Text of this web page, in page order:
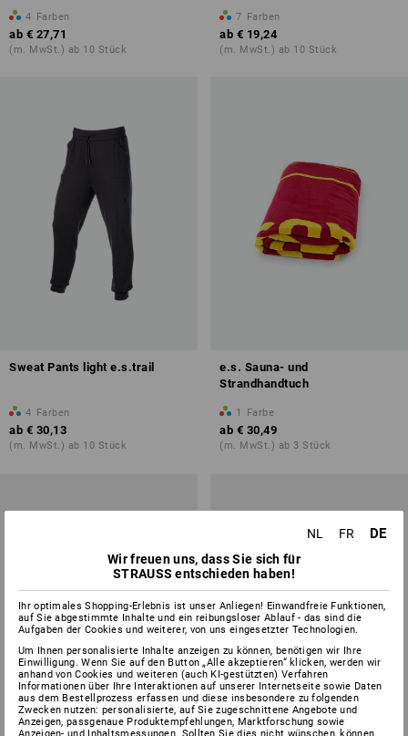
4 Farben
ab € 27,71
(m. MwSt.) ab 10 Stück
7 Farben
ab € 19,24
(m. MwSt.) ab 10 Stück
Sweat Pants light e.s.trail
4 Farben
ab € 30,13
(m. MwSt.) ab 10 Stück
e.s. Sauna- und
Strandhandtuch
1 Farbe
ab € 30,49
(m. MwSt.) ab 3 Stück
SALE -41%
NL FR DE
Wir freuen uns, dass Sie sich für
STRAUSS entschieden haben!
Ihr optimales Shopping-Erlebnis ist unser Anliegen! Einwandfreie Funktionen,
auf Sie abgestimmte Inhalte und ein reibungsloser Ablauf - das sind die
Aufgaben der Cookies und weiterer, von uns eingesetzter Technologien.
Um Ihnen personalisierte Inhalte anzeigen zu können, benötigen wir Ihre
Einwilligung. Wenn Sie auf den Button „Alle akzeptieren“ klicken, werden wir
anhand von Cookies und weiteren (auch KI-gestützten) Verfahren
Informationen über Ihre Interaktionen auf unserer Internetseite sowie Daten
aus dem Bestellprozess erfassen und diese insbesondere zu folgenden
Zwecken nutzen: personalisierte, auf Sie zugeschnittene Angebote und
Anzeigen, passgenaue Produktempfehlungen, Marktforschung sowie